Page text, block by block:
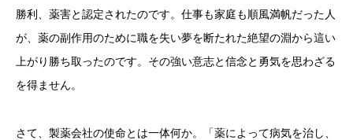
勝利、薬害と認定されたのです。仕事も家庭も順風満帆だった人
が、薬の副作用のために職を失い夢を断たれた絶望の淵から這い
上がり勝ち取ったのです。その強い意志と信念と勇気を思わざる
を得ません。
さて、製薬会社の使命とは一体何か。「薬によって病気を治し、